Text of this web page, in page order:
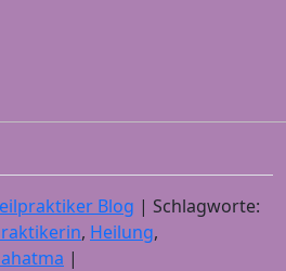
Blog | Schlagworte:
, Heilung,
|